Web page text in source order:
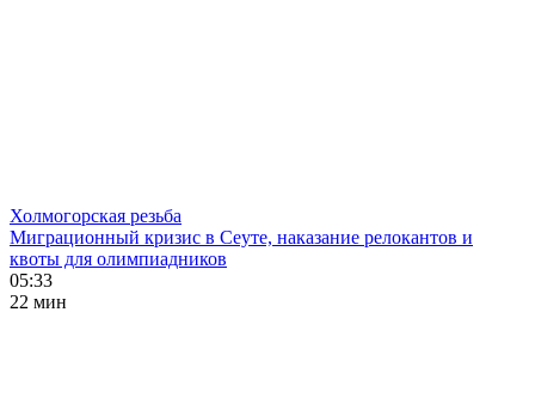
Холмогорская резьба
Миграционный кризис в Сеуте, наказание релокантов и
квоты для олимпиадников
05:33
22 мин